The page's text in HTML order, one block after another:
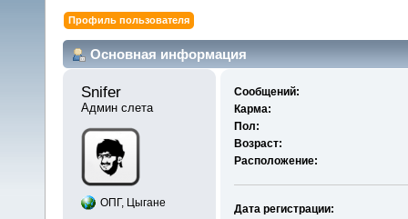
Профиль пользователя
Основная информация
Snifer
Админ слета
ОПГ, Цыгане
Сообщений:
Карма:
Пол:
Возраст:
Расположение:
Дата регистрации: